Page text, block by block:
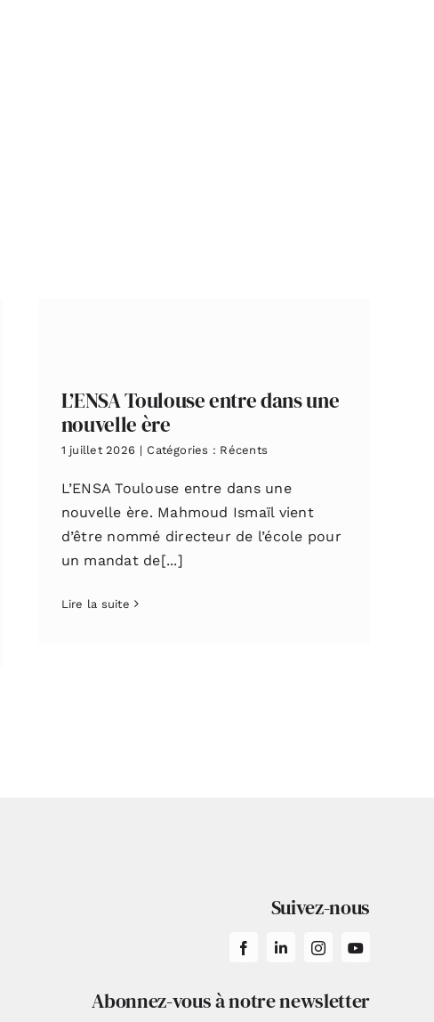
L’ENSA Toulouse entre dans une
nouvelle ère
1 juillet 2026 | Catégories : Récents
L’ENSA Toulouse entre dans une
nouvelle ère. Mahmoud Ismaïl vient
d’être nommé directeur de l’école pour
un mandat de[...]
Lire la suite
Suivez-nous
Abonnez-vous à notre newsletter